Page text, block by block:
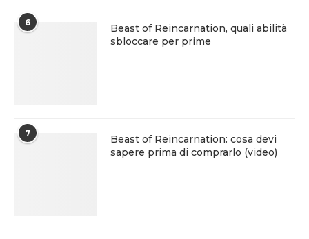
6
Beast of Reincarnation, quali abilità
sbloccare per prime
7
Beast of Reincarnation: cosa devi
sapere prima di comprarlo (video)